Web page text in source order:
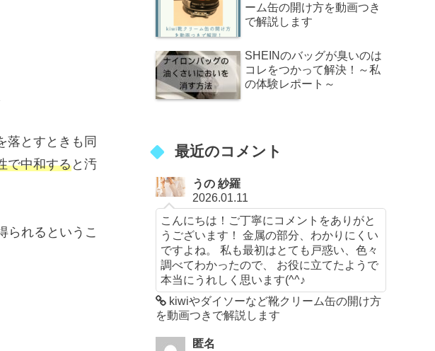
落とすときも同
で中和すると汚
られるというこ
ーム缶の開け方を動画つき
で解説します
SHEINのバッグが臭いのは
コレをつかって解決！～私
の体験レポート～
最近のコメント
うの 紗羅
2026.01.11
こんにちは！ご丁寧にコメントをありがと
うございます！ 金属の部分、わかりにくい
ですよね。 私も最初はとても戸惑い、色々
調べてわかったので、 お役に立てたようで
本当にうれしく思います(^^♪
kiwiやダイソーなど靴クリーム缶の開け方
を動画つきで解説します
匿名